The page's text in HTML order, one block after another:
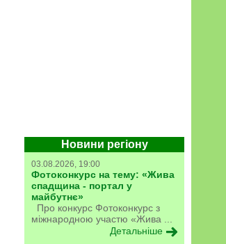
Новини регіону
03.08.2026, 19:00
Фотоконкурс на тему: «Жива
спадщина - портал у
майбутнє»
Про конкурс Фотоконкурс з
міжнародною участю «Жива ...
Детальніше